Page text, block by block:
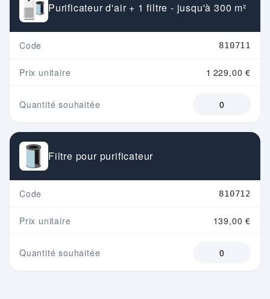
Purificateur d'air + 1 filtre - jusqu'à 300 m²
Code 810711
Prix unitaire 1 229,00 €
Quantité souhaitée
Filtre pour purificateur
Code 810712
Prix unitaire 139,00 €
Quantité souhaitée